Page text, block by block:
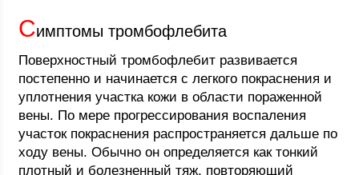
Симптомы тромбофлебита
Поверхностный тромбофлебит развивается
постепенно и начинается с легкого покраснения и
уплотнения участка кожи в области пораженной
вены. По мере прогрессирования воспаления
участок покраснения распространяется дальше по
ходу вены. Обычно он определяется как тонкий
плотный и болезненный тяж, повторяющий